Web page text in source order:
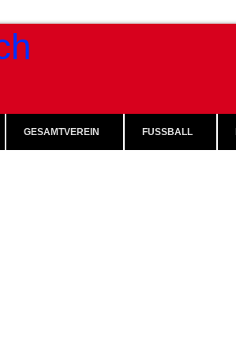
GESAMTVEREIN FUSSBALL